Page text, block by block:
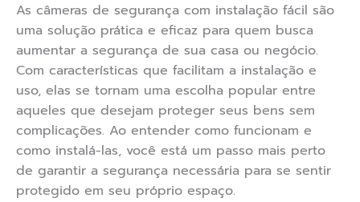
As câmeras de segurança com instalação fácil são
uma solução prática e eficaz para quem busca
aumentar a segurança de sua casa ou negócio.
Com características que facilitam a instalação e
uso, elas se tornam uma escolha popular entre
aqueles que desejam proteger seus bens sem
complicações. Ao entender como funcionam e
como instalá-las, você está um passo mais perto
de garantir a segurança necessária para se sentir
protegido em seu próprio espaço.